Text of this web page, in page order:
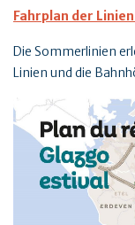
Fahrplan der
Die Sommerlinien
Linien und die